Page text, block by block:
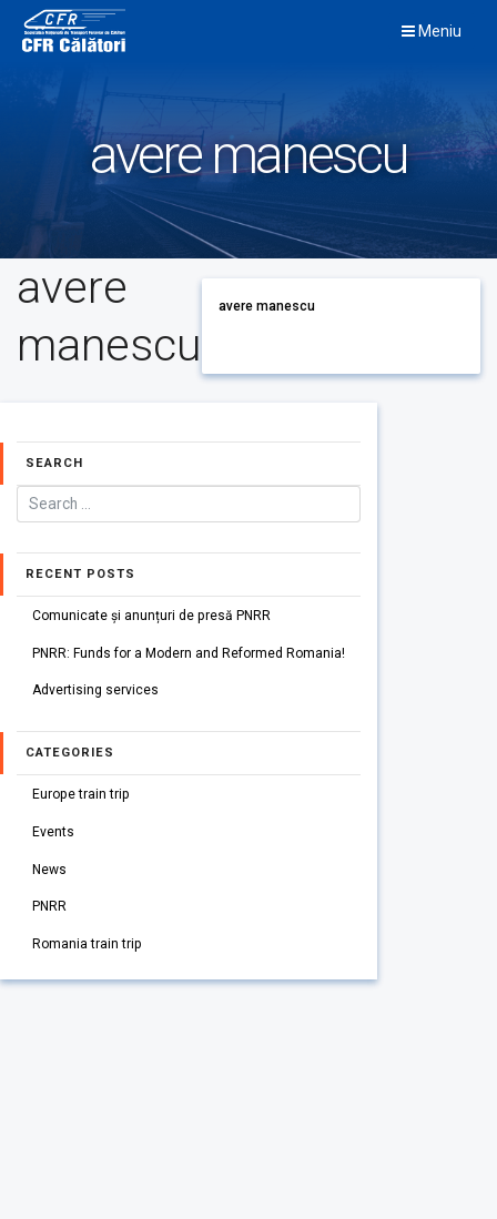
content
Meniu
avere manescu
avere
manescu
avere manescu
SEARCH
RECENT POSTS
Comunicate și anunțuri de presă PNRR
PNRR: Funds for a Modern and Reformed Romania!
Advertising services
CATEGORIES
Europe train trip
Events
News
PNRR
Romania train trip